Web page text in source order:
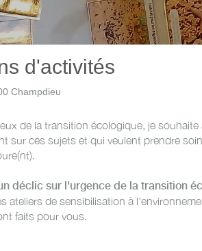
d'activités
Champdieu
de la transition écologique, je
sur ces sujets et qui veulent prendre
déclic sur l'urgence de la transition
ateliers de sensibilisation à
faits pour vous.